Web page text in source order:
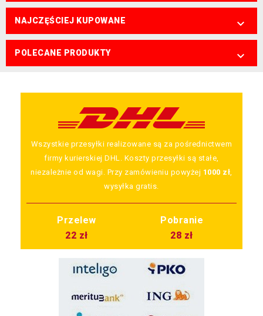
NAJCZĘŚCIEJ KUPOWANE 
POLECANE PRODUKTY 
Wszystkie przesyłki realizowane są za pośrednictwem
firmy kurierskiej DHL. Koszty przesyłki są stałe,
niezależnie od wagi. Przy zamówieniu powyżej 1000 zł
wysyłka gratis.
Przelew
Pobranie
22 zł
28 zł